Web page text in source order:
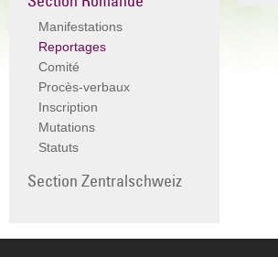
Manifestations
Reportages
Comité
Procès-verbaux
Inscription
Mutations
Statuts
Section Zentralschweiz